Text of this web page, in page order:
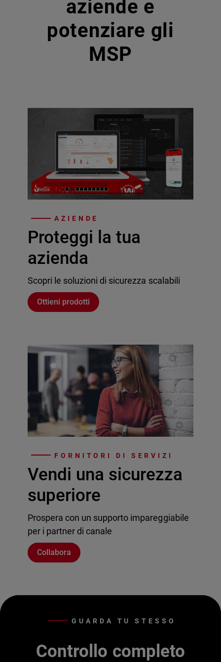
aziende e
potenziare gli
MSP
AZIENDE
Proteggi la tua
azienda
Scopri le soluzioni di sicurezza scalabili
Ottieni prodotti
FORNITORI DI SERVIZI
Vendi una sicurezza
superiore
Prospera con un supporto impareggiabile
per i partner di canale
Collabora
GUARDA TU STESSO
Controllo completo